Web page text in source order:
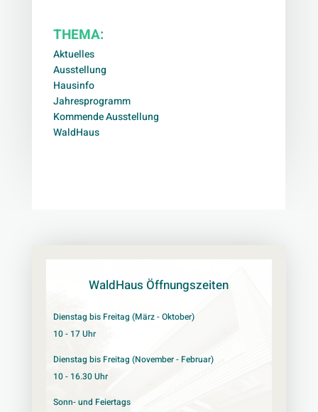
THEMA:
Aktuelles
Ausstellung
Hausinfo
Jahresprogramm
Kommende Ausstellung
WaldHaus
WaldHaus Öffnungszeiten
Dienstag bis Freitag (März - Oktober)
10 - 17 Uhr
Dienstag bis Freitag (November - Februar)
10 - 16.30 Uhr
Sonn- und Feiertags